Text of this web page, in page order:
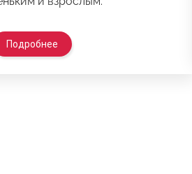
Подробнее